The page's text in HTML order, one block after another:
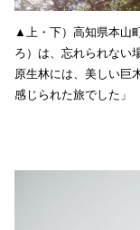
▲上・下）高知県本山
ろ）は、忘れられない
原生林には、美しい巨
感じられた旅でした」